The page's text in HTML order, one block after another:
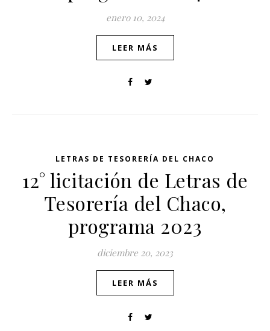
enero 10, 2024
LEER MÁS
LETRAS DE TESORERÍA DEL CHACO
12° licitación de Letras de
Tesorería del Chaco,
programa 2023
diciembre 20, 2023
LEER MÁS